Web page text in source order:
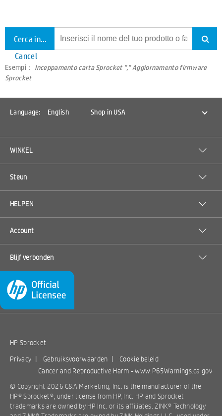
Cerca in tutto il supporto
Cancel
Esempi： Inceppamento carta Sprocket "," Aggiornamento firmware
Sprocket
Language: English Shop in USA
WINKEL
Steun
HELPEN
Account
Blijf verbonden
HP Sprocket
Privacy | Gebruiksvoorwaarden |
Cookie beleid
Cancer and Reproductive Harm -www.P65Warnings.ca.gov
© Copyright 2026 C&A Marketing, Inc. is the manufacturer of the
HP® Sprocket®, under license from HP, Inc. HP and Sprocket
trademarks are owned by HP Inc. or its affiliates. ZINK® Technology